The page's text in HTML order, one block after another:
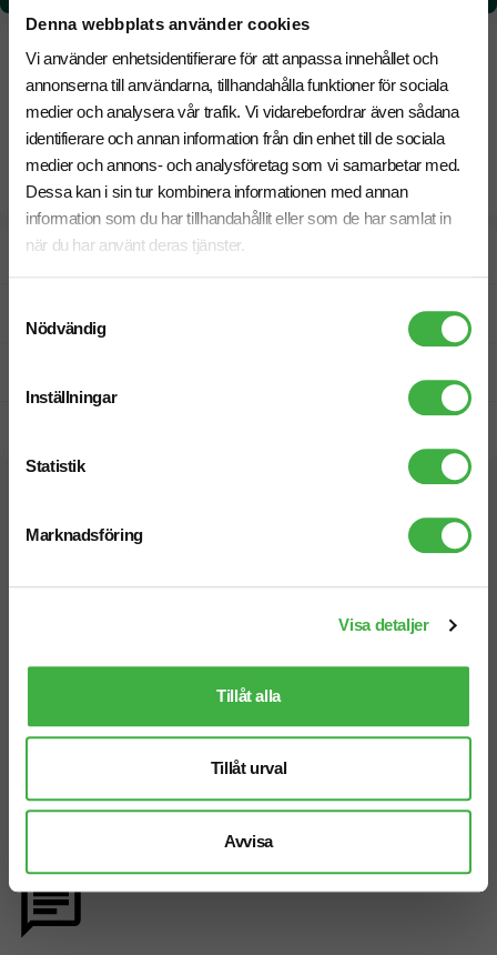
Denna webbplats använder cookies
Vi använder enhetsidentifierare för att anpassa innehållet och
annonserna till användarna, tillhandahålla funktioner för sociala
medier och analysera vår trafik. Vi vidarebefordrar även sådana
identifierare och annan information från din enhet till de sociala
medier och annons- och analysföretag som vi samarbetar med.
Dessa kan i sin tur kombinera informationen med annan
information som du har tillhandahållit eller som de har samlat in
när du har använt deras tjänster.
Nödvändig
Inställningar
Statistik
Marknadsföring
Visa detaljer
Tillåt alla
Tillåt urval
Avvisa
Designskiss inom 1 h
Telefon: 019-760 65 00